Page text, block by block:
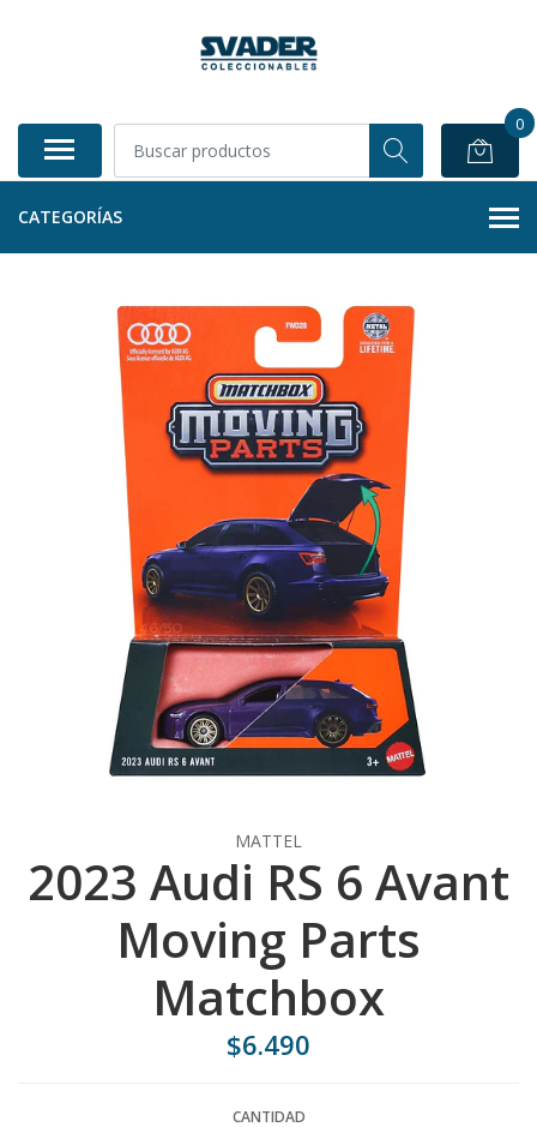
0
CATEGORÍAS
MATTEL
2023 Audi RS 6 Avant
Moving Parts
Matchbox
$6.490
CANTIDAD